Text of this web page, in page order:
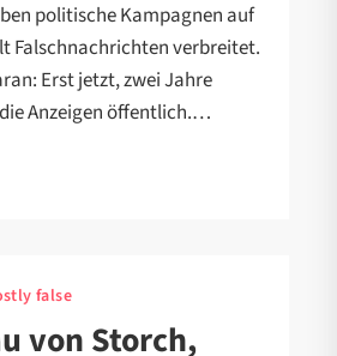
politische Kampagnen auf
Falschnachrichten verbreitet.
Erst jetzt, zwei Jahre
Anzeigen öffentlich.…
false
von Storch,